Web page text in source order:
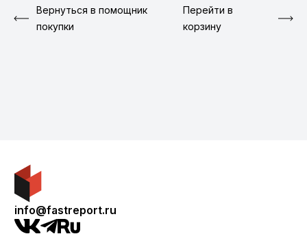
Вернуться в помощник
покупки
Перейти в
корзину
info@fastreport.ru